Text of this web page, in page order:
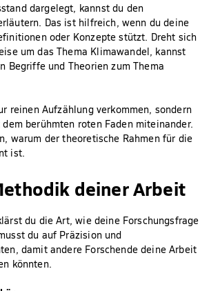
dargelegt, kannst du den
Das ist hilfreich, wenn du deine
oder Konzepte stützt. Dreht sich
um das Thema Klimawandel, kannst
Begriffe und Theorien zum Thema
reinen Aufzählung verkommen, sondern
berühmten roten Faden miteinander.
warum der theoretische Rahmen für die
ist.
deiner Arbeit
du die Art, wie deine Forschungsfrage
du auf Präzision und
damit andere Forschende deine Arbeit
könnten.